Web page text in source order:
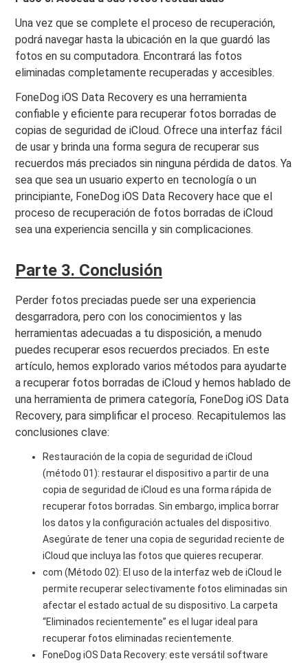
Una vez que se complete el proceso de recuperación,
podrá navegar hasta la ubicación en la que guardó las
fotos en su computadora. Encontrará las fotos
eliminadas completamente recuperadas y accesibles.
FoneDog iOS Data Recovery es una herramienta
confiable y eficiente para recuperar fotos borradas de
copias de seguridad de iCloud. Ofrece una interfaz fácil
de usar y brinda una forma segura de recuperar sus
recuerdos más preciados sin ninguna pérdida de datos. Ya
sea que sea un usuario experto en tecnología o un
principiante, FoneDog iOS Data Recovery hace que el
proceso de recuperación de fotos borradas de iCloud
sea una experiencia sencilla y sin complicaciones.
Parte 3. Conclusión
Perder fotos preciadas puede ser una experiencia
desgarradora, pero con los conocimientos y las
herramientas adecuadas a tu disposición, a menudo
puedes recuperar esos recuerdos preciados. En este
artículo, hemos explorado varios métodos para ayudarte
a recuperar fotos borradas de iCloud y hemos hablado de
una herramienta de primera categoría, FoneDog iOS Data
Recovery, para simplificar el proceso. Recapitulemos las
conclusiones clave:
Restauración de la copia de seguridad de iCloud
(método 01): restaurar el dispositivo a partir de una
copia de seguridad de iCloud es una forma rápida de
recuperar fotos borradas. Sin embargo, implica borrar
los datos y la configuración actuales del dispositivo.
Asegúrate de tener una copia de seguridad reciente de
iCloud que incluya las fotos que quieres recuperar.
com (Método 02): El uso de la interfaz web de iCloud le
permite recuperar selectivamente fotos eliminadas sin
afectar el estado actual de su dispositivo. La carpeta
“Eliminados recientemente” es el lugar ideal para
recuperar fotos eliminadas recientemente.
FoneDog iOS Data Recovery: este versátil software